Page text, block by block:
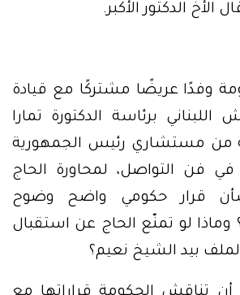
الأخ الدكتور الأكبر.
وفدًا عريضًا مشتركًا مع قيادة
اللبناني برئاسة الدكتورة تمارا
من مستشاري رئيس الجمهورية
فن التواصل، لمحاورة الحاج
قرار حكومي واضح وضوح
لو تمنّع الحاج عن استقبال
بيد الشيخ نعيم؟